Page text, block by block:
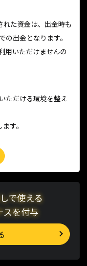
れた資金は、出金時も
出金となります。
用いただけませんの
ただける環境を整え
す。
で使える
スを付与